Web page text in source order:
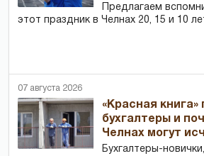
Предлагаем
этот праздник в Челнах 20, 15 и 10
07 августа 2026
«Красная
бухгалтеры и
Челнах могут
Бухгалтеры-